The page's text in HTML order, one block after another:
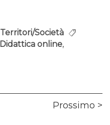
Territori/Società
Didattica online,
Prossimo